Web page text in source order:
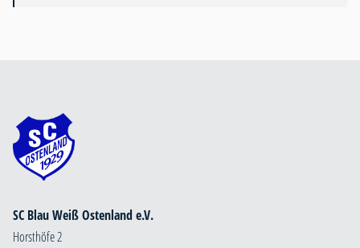
SC Blau Weiß Ostenland e.V.
Horsthöfe 2